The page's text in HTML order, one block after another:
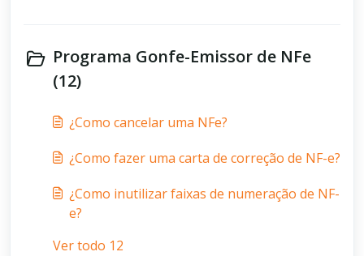
Programa Gonfe-Emissor de NFe
(12)
¿Como cancelar uma NFe?
¿Como fazer uma carta de correção de NF-e?
¿Como inutilizar faixas de numeração de NF-
e?
Ver todo 12